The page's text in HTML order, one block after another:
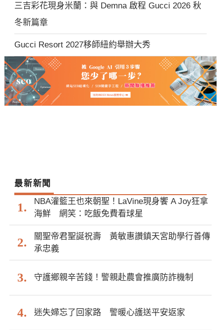
三吉彩花現身米蘭：與 Demna 啟程 Gucci 2026 秋
冬新篇章
Gucci Resort 2027移師紐約舉辦大秀
最新新聞
NBA灌籃王也來朝聖！LaVine現身饗 A Joy狂拿
海鮮 網笑：吃飯免費看球星
關聖帝君聖誕祝壽 黃敏惠讚鎮天宮助學行善傳
承忠義
守護鄉親辛苦錢！警親赴農會推廣防詐機制
迷失婦忘了回家路 警暖心護送平安返家